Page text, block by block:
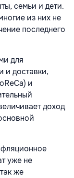
семьи и дети.
из них не
последнего
для
и доставки,
и
доход
уже не
же